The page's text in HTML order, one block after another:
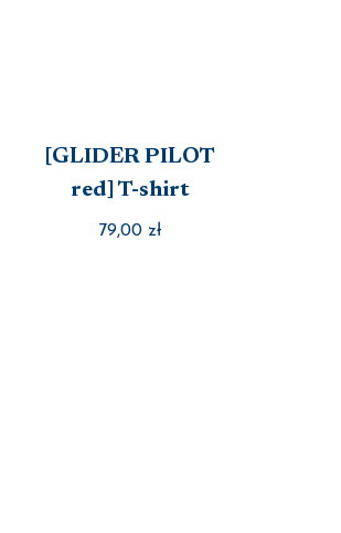
[GLIDER PILOT
red] T-shirt
79,00 zł